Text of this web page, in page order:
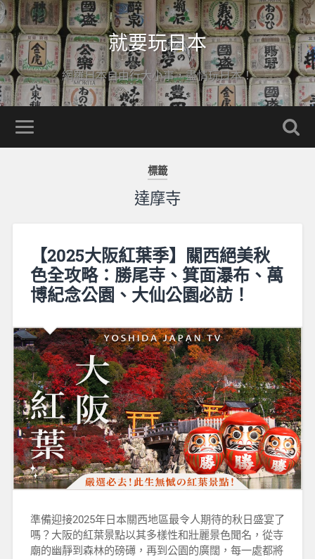
就要玩日本
網羅日本自由行大小事，盡情玩日本！
標籤
達摩寺
【2025大阪紅葉季】關西絕美秋
色全攻略：勝尾寺、箕面瀑布、萬
博紀念公園、大仙公園必訪！
準備迎接2025年日本關西地區最令人期待的秋日盛宴了
嗎？大阪的紅葉景點以其多樣性和壯麗景色聞名，從寺
廟的幽靜到森林的磅礡，再到公園的廣闊，每一處都將